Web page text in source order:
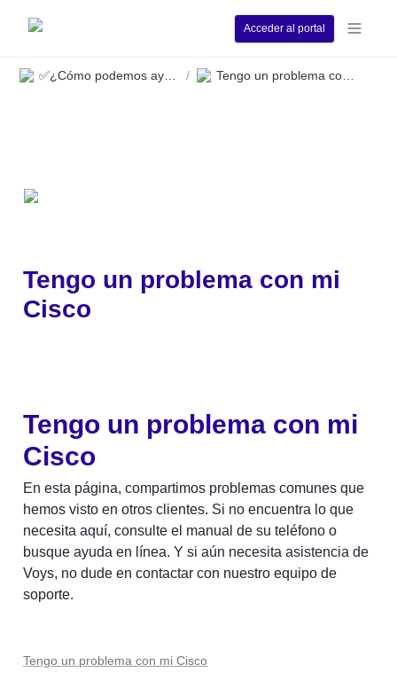
Acceder al portal
/
Tengo un problema con mi
Cisco
Tengo un problema con mi
Cisco
En esta página, compartimos problemas comunes que
hemos visto en otros clientes. Si no encuentra lo que
necesita aquí, consulte el manual de su teléfono o
busque ayuda en línea. Y si aún necesita asistencia de
Voys, no dude en contactar con nuestro equipo de
soporte.
Tengo un problema con mi Cisco